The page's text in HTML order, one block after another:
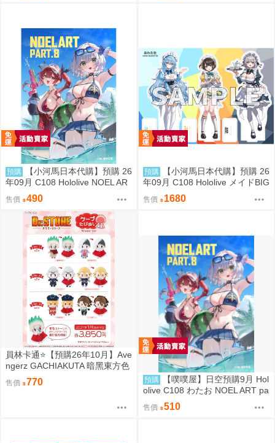
預購
【小河馬日本代購】預購 26
年09月 C108 Hololive NOEL AR
T part.8 繪師:わたお
售價 490
預購
【小河馬日本代購】預購 26
年09月 C108 Hololive メイドBIG
3壓克力牌 繪師:わたお
售價 1680
員林卡通⭐️【預購26年10月】Ave
ngerz GACHIAKUTA 暗黑東方色
彩 插圖卡片收藏集 中盒 0814
售價 770 預購
【噗噗屋】日空預購9月 Hol
olive C108 わたお NOEL ART pa
rt.8 白銀諾艾爾 寶鐘瑪琳 三期生
售價 510